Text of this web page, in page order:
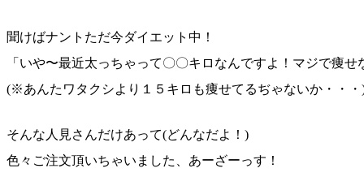
聞けばナントただ今ダイエット中！
「いや〜最近太っちゃって〇〇キロなんですよ！マジで痩せ
(※あんたワタクシより１５キロも痩せてるぢゃないか・
・
そんな人見さんだけあって(どんなだよ！)
色々ご注文頂いちゃいました、あーざーっす！